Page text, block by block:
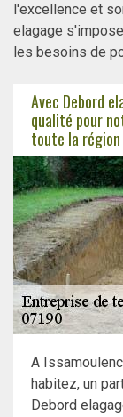
l'excellence et
elagage
les besoins de
Avec Debord
qualité pour
toute la région
A
habitez, un
Debord